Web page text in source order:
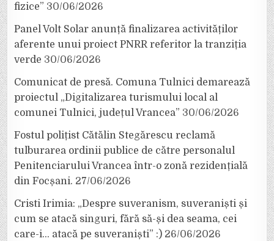
fizice” 30/06/2026
Panel Volt Solar anunță finalizarea activităților
aferente unui proiect PNRR referitor la tranziția
verde 30/06/2026
Comunicat de presă. Comuna Tulnici demarează
proiectul „Digitalizarea turismului local al
comunei Tulnici, județul Vrancea” 30/06/2026
Fostul polițist Cătălin Stegărescu reclamă
tulburarea ordinii publice de către personalul
Penitenciarului Vrancea într-o zonă rezidențială
din Focșani. 27/06/2026
Cristi Irimia: „Despre suveranism, suveraniști și
cum se atacă singuri, fără să-și dea seama, cei
care-i… atacă pe suveraniști” :) 26/06/2026